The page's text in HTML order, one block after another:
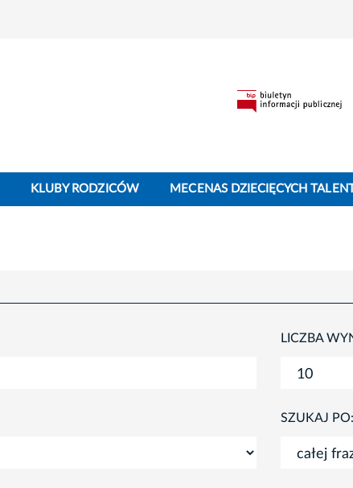
KLUBY RODZICÓW MECENAS DZIECIĘCYCH
LICZBA
SZUKAJ PO: